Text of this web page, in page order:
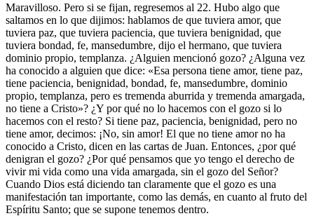
Maravilloso. Pero si se fijan, regresemos al 22. Hubo algo que
saltamos en lo que dijimos: hablamos de que tuviera amor, que
tuviera paz, que tuviera paciencia, que tuviera benignidad, que
tuviera bondad, fe, mansedumbre, dijo el hermano, que tuviera
dominio propio, templanza. ¿Alguien mencionó gozo? ¿Alguna vez
ha conocido a alguien que dice: «Esa persona tiene amor, tiene paz,
tiene paciencia, benignidad, bondad, fe, mansedumbre, dominio
propio, templanza, pero es tremenda aburrida y tremenda amargada,
no tiene a Cristo»? ¿Y por qué no lo hacemos con el gozo si lo
hacemos con el resto? Si tiene paz, paciencia, benignidad, pero no
tiene amor, decimos: ¡No, sin amor! El que no tiene amor no ha
conocido a Cristo, dicen en las cartas de Juan. Entonces, ¿por qué
denigran el gozo? ¿Por qué pensamos que yo tengo el derecho de
vivir mi vida como una vida amargada, sin el gozo del Señor?
Cuando Dios está diciendo tan claramente que el gozo es una
manifestación tan importante, como las demás, en cuanto al fruto del
Espíritu Santo; que se supone tenemos dentro.